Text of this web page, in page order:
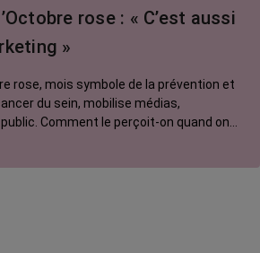
rose : « C’est aussi
»
rose, mois symbole de la prévention et
du sein, mobilise médias,
Comment le perçoit-on quand on